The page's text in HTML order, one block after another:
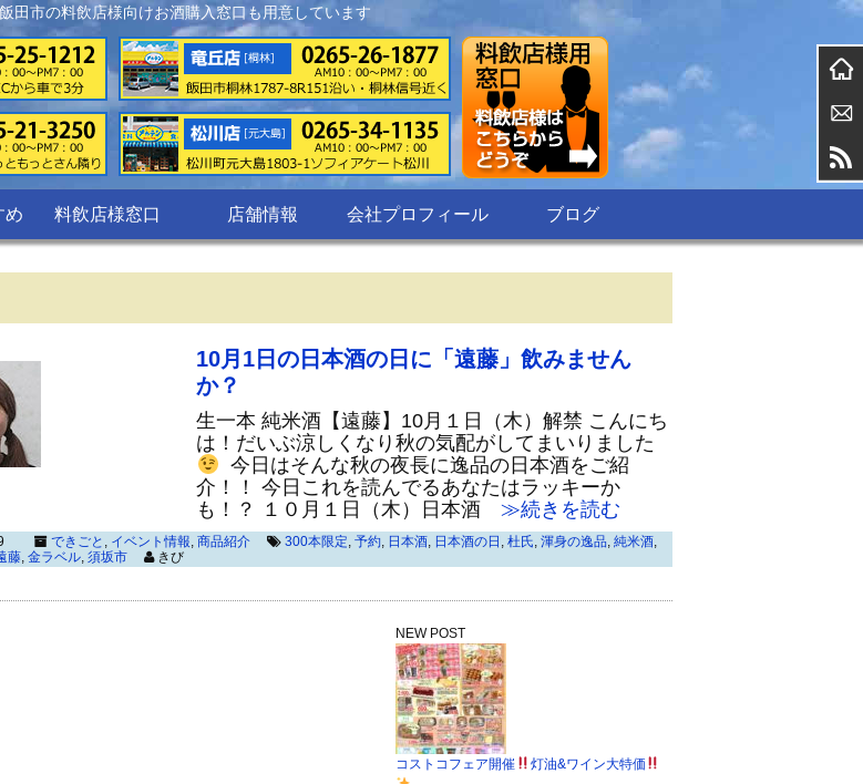
市の料飲店様向けお酒購入窓口も用意しています
め 料飲店様窓口 店舗情報 会社プロフィール ブログ
10月1日の日本酒の日に「遠藤」飲みません
か？
生一本 純米酒【遠藤】10月１日（木）解禁 こんにち
は！だいぶ涼しくなり秋の気配がしてまいりました
今日はそんな秋の夜長に逸品の日本酒をご紹
介！！ 今日これを読んでるあなたはラッキーか
も！？ １０月１日（木）日本酒 ≫続きを読む
できごと , イベント情報, 商品紹介 300本限定, 予約, 日本酒, 日本酒の日 , 杜氏, 渾身の逸品, 純米酒,
藤, 金ラベル, 須坂市 きび
NEW POST
コストコフェア開催 灯油&ワイン大特価